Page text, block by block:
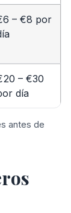
– €8 por
– €30
día
antes de